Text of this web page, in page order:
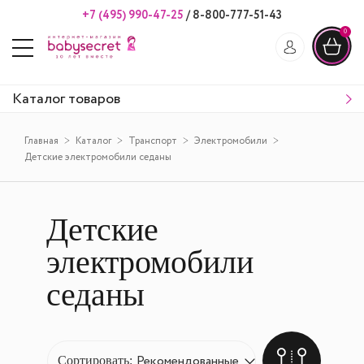
+7 (495) 990-47-25 /8-800-777-51-43
0
Каталог товаров
Главная Каталог Транспорт
Электромобили
Детские электромобили седаны
Детские
электромобили
седаны
Сортировать: